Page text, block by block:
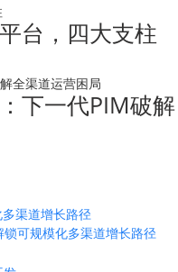
台，四大支柱
下一代PIM破解
可规模化多渠道增长路径